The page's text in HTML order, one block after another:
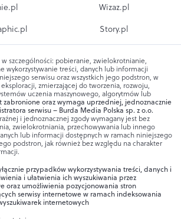
Wizaz.pl
Story.pl
szczególności: pobieranie, zwielokrotnianie,
wykorzystywanie treści, danych lub informacji
serwisu oraz wszystkich jego podstron, w
zmierzającej do tworzenia, rozwoju,
uczenia maszynowego, algorytmów lub
zabronione oraz wymaga uprzedniej, jednoznacznie
serwisu – Burda Media Polska sp. z o.o.
i jednoznacznej zgody wymagany jest bez
zwielokrotniania, przechowywania lub innego
lub informacji dostępnych w ramach niniejszego
podstron, jak również bez względu na charakter
przypadków wykorzystywania treści, danych i
i ułatwienia ich wyszukiwania przez
oraz umożliwienia pozycjonowania stron
serwisy internetowe w ramach indeksowania
internetowych